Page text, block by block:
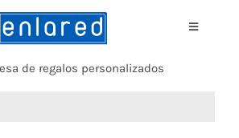
Toggle
de regalos personalizados